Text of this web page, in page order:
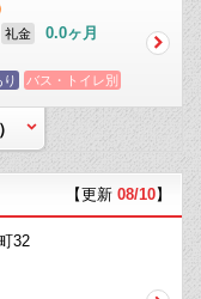
礼金
0.0ヶ月
バス・トイレ別
【更新 08/10】
32